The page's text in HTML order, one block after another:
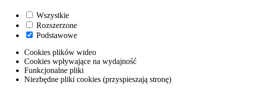
Wszystkie
Rozszerzone
Podstawowe
Cookies plików wideo
Cookies wpływające na wydajność
Funkcjonalne pliki
Niezbędne pliki cookies (przyspieszają stronę)